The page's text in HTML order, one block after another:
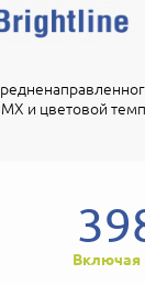
и цветовой
Включая